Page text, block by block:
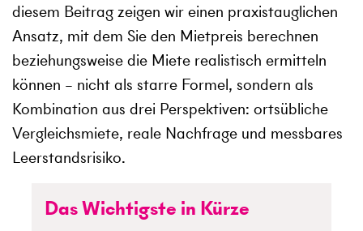
diesem Beitrag zeigen wir einen praxistauglichen
Ansatz, mit dem Sie den Mietpreis berechnen
beziehungsweise die Miete realistisch ermitteln
können – nicht als starre Formel, sondern als
Kombination aus drei Perspektiven: ortsübliche
Vergleichsmiete, reale Nachfrage und messbares
Leerstandsrisiko.
Das Wichtigste in Kürze